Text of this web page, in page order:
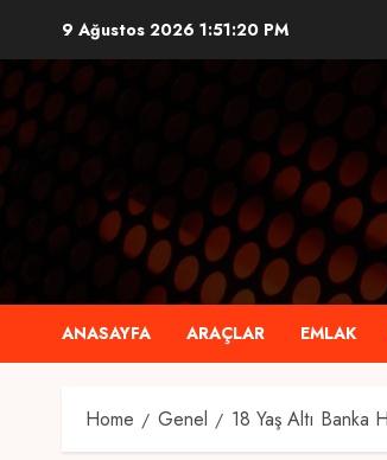
content
9 Ağustos 2026 1:51:21 PM
ANASAYFA ARAÇLAR EMLAK
Home Genel 18 Yaş Altı Banka